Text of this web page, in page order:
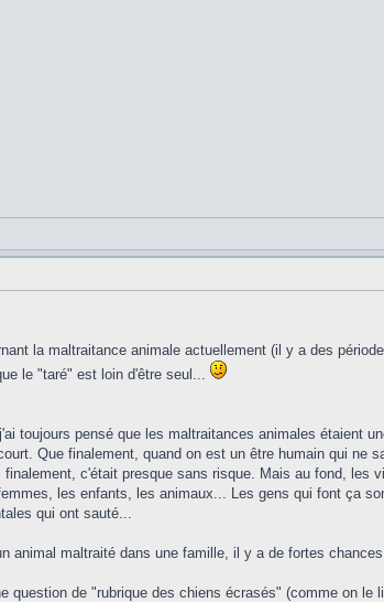
la maltraitance animale actuellement (il y a des
le "taré" est loin d'être seul...
toujours pensé que les maltraitances animales étaient
Que finalement, quand on est un être humain qui ne
c'était presque sans risque. Mais au fond, les
les enfants, les animaux... Les gens qui font ça
qui ont sauté...
animal maltraité dans une famille, il y a de fortes
question de "rubrique des chiens écrasés" (comme on le